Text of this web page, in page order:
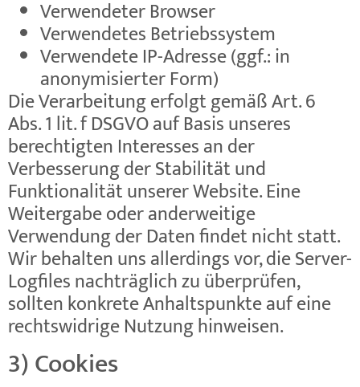
Verwendeter Browser
Verwendetes Betriebssystem
Verwendete IP-Adresse (ggf.: in
anonymisierter Form)
Die Verarbeitung erfolgt gemäß Art. 6
Abs. 1 lit. f DSGVO auf Basis unseres
berechtigten Interesses an der
Verbesserung der Stabilität und
Funktionalität unserer Website. Eine
Weitergabe oder anderweitige
Verwendung der Daten findet nicht statt.
Wir behalten uns allerdings vor, die Server-
Logfiles nachträglich zu überprüfen,
sollten konkrete Anhaltspunkte auf eine
rechtswidrige Nutzung hinweisen.
3) Cookies